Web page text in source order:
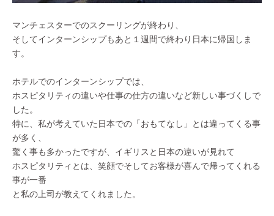
マンチェスターでのスクーリングが終わり、
そしてインターンシップもあと１週間で終わり日本に帰国しま
す。
ホテルでのインターンシップでは、
ホスピタリティの違いや仕事の仕方の違いなど新しい事づくしで
した。
特に、私が考えていた日本での「おもてなし」とは違ってくる事
が多く、
驚く事も多かったですが、イギリスと日本の違いが見れて
ホスピタリティとは、笑顔でそしてお客様が喜んで帰ってくれる
事が一番
と私の上司が教えてくれました。